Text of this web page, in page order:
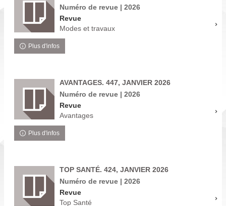
Numéro de revue | 2026
Revue
Modes et travaux
Plus d'infos
AVANTAGES. 447, JANVIER 2026
Numéro de revue | 2026
Revue
Avantages
Plus d'infos
TOP SANTÉ. 424, JANVIER 2026
Numéro de revue | 2026
Revue
Top Santé